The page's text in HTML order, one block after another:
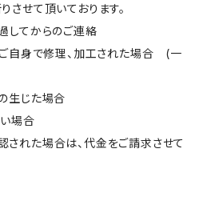
させて頂いております。
してからのご連絡
ご自身で修理、加工された場合 (一
生じた場合
場合
れた場合は、代金をご請求させて